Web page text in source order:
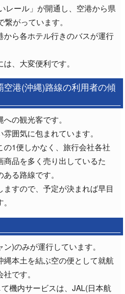
レール」が開通し、空港から県
がっています。
から各ホテル行きのバスが運行
、大変便利です。
港(沖縄)路線の利用者の傾
の観光客です。
囲気に包まれています。
1便しかなく、旅行会社各社
商品を多く売り出しているた
る路線です。
すので、予定が決まれば早目
)のみが運行しています。
縄本土を結ぶ空の便として就航
です。
機内サービスは、JAL(日本航